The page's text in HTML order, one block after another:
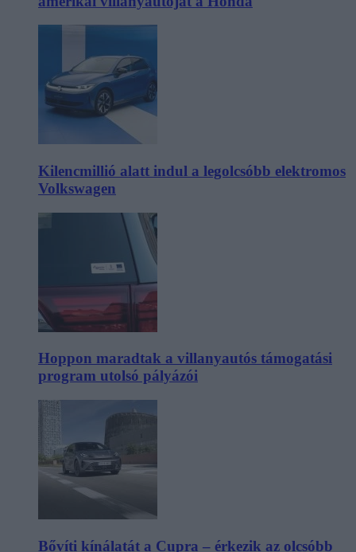
Kilencmillió alatt indul a legolcsóbb elektromos
Volkswagen
Hoppon maradtak a villanyautós támogatási
program utolsó pályázói
Bővíti kínálatát a Cupra – érkezik az olcsóbb